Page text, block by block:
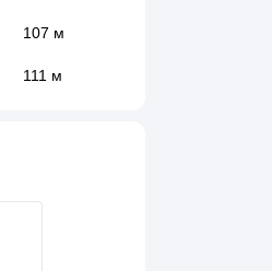
107 м
111 м
114 м